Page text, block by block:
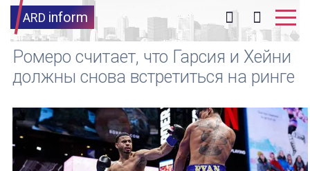
ARD inform
Ромеро считает, что Гарсия и Хейни
должны снова встретиться на ринге